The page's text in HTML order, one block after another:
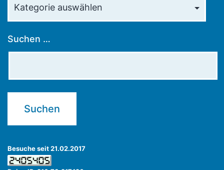
Suchen …
Besuche seit 21.02.2017